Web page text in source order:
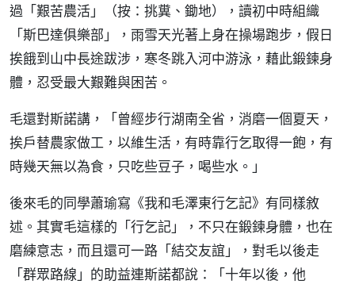
過「艱苦農活」（按：挑糞、鋤地），讀初中時組織
「斯巴達俱樂部」，雨雪天光著上身在操場跑步，假日
挨餓到山中長途跋涉，寒冬跳入河中游泳，藉此鍛鍊身
體，忍受最大艱難與困苦。
毛還對斯諾講，「曾經步行湖南全省，消磨一個夏天，
挨戶替農家做工，以維生活，有時靠行乞取得一飽，有
時幾天無以為食，只吃些豆子，喝些水。」
後來毛的同學蕭瑜寫《我和毛澤東行乞記》有同樣敘
述。其實毛這樣的「行乞記」，不只在鍛鍊身體，也在
磨練意志，而且還可一路「結交友誼」，對毛以後走
「群眾路線」的助益連斯諾都說：「十年以後，他